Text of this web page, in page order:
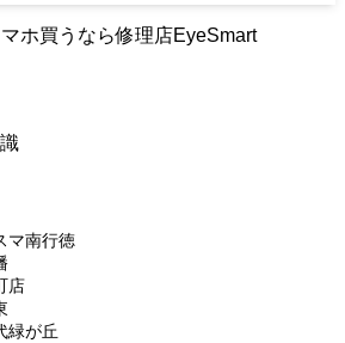
ホ買うなら修理店EyeSmart
マ南行徳
店
緑が丘